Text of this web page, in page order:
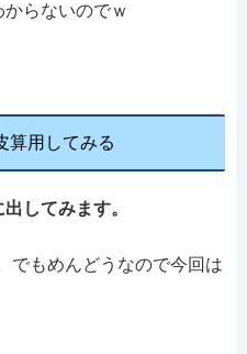
らないのでｗ
算用してみる
してみます。
でもめんどうなので今回は